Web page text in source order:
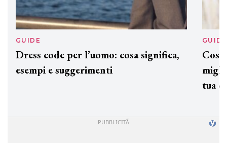
GUIDE
Dress code per l’uomo: cosa significa,
esempi e suggerimenti
GUIDE
tua